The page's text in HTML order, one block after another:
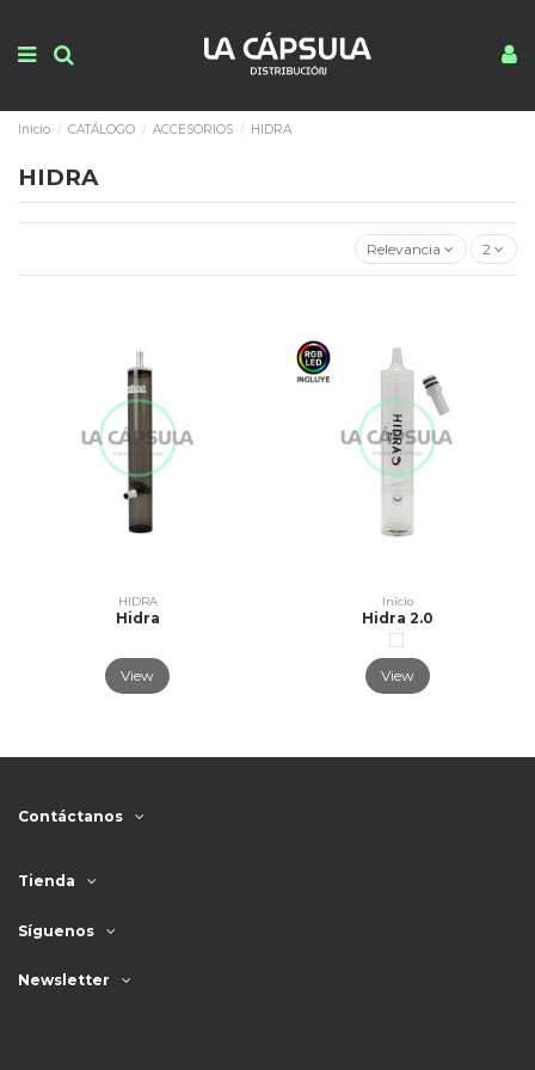
Inicio CATÁLOGO ACCESORIOS HIDRA
HIDRA
Relevancia 2
HIDRA
Hidra
View
Inicio
Hidra 2.0
View
Contáctanos
Tienda
Síguenos
Newsletter